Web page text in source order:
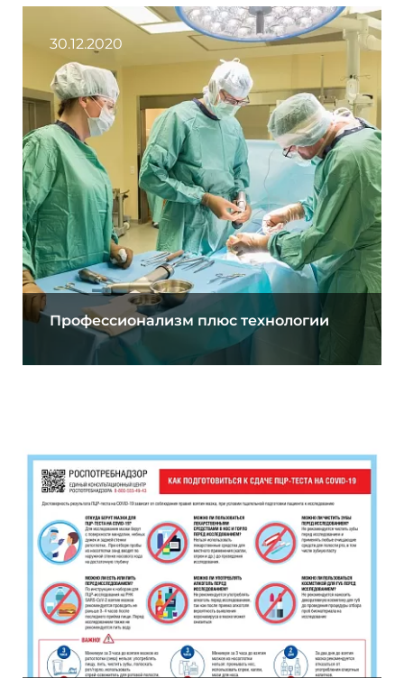
30.12.2020
Профессионализм плюс технологии